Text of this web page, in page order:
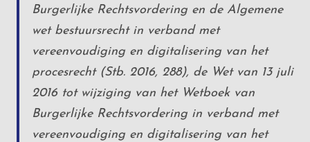
Burgerlijke Rechtsvordering en de Algemene
wet bestuursrecht in verband met
vereenvoudiging en digitalisering van het
procesrecht (Stb. 2016, 288), de Wet van 13 juli
2016 tot wijziging van het Wetboek van
Burgerlijke Rechtsvordering in verband met
vereenvoudiging en digitalisering van het